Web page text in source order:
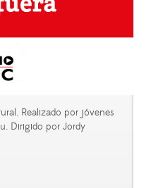
Realizado por jóvenes
Dirigido por Jordy